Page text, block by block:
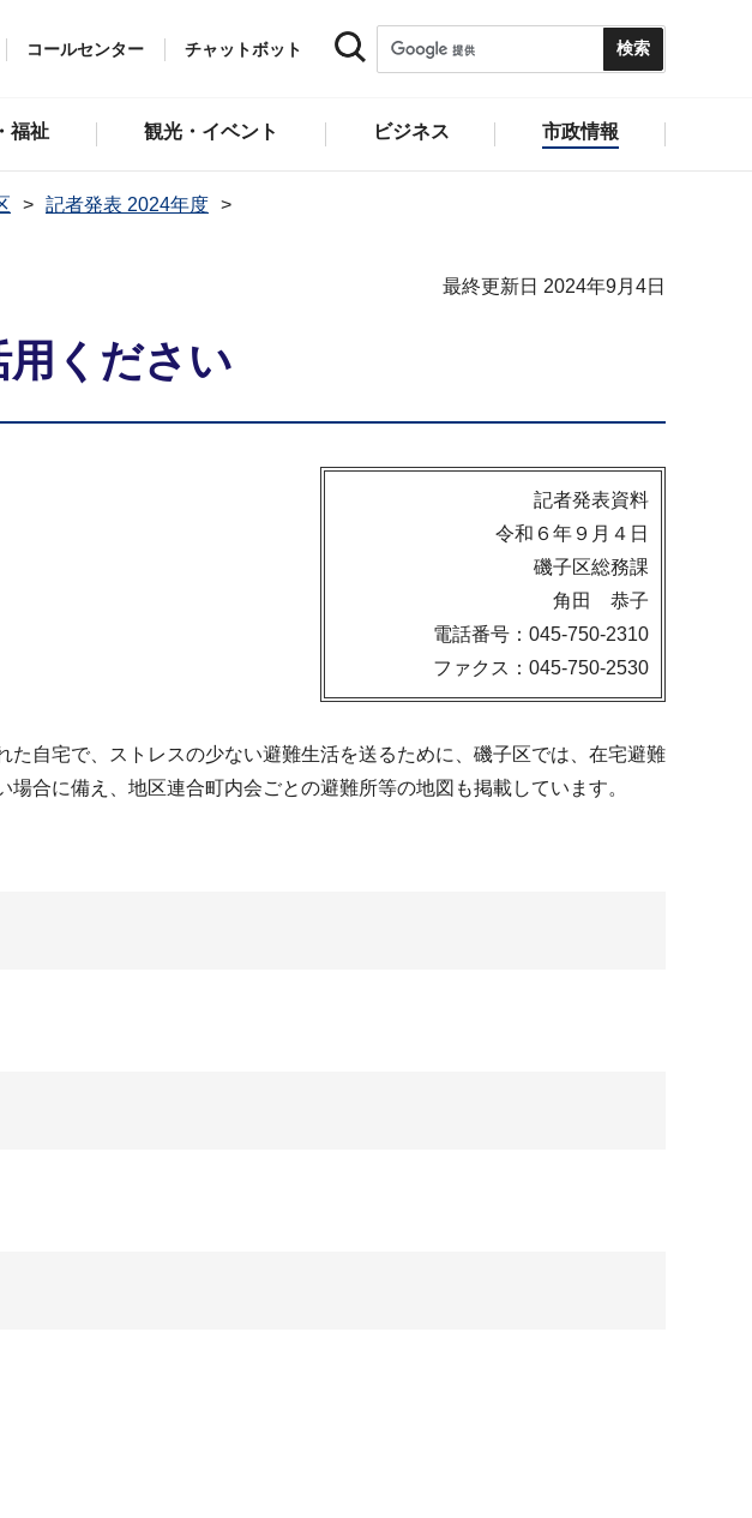
コールセンター チャットボット
福祉 観光・イベント ビジネス 市政情報
記者発表 2024年度
最終更新日 2024年9月4日
ください
記者発表資料
令和６年９月４日
磯子区総務課
角田 恭子
電話番号：045-750-2310
ファクス：045-750-2530
自宅で、ストレスの少ない避難生活を送るために、磯子区では、在宅避難
合に備え、地区連合町内会ごとの避難所等の地図も掲載しています。